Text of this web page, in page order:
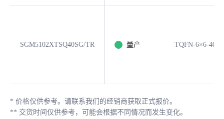
SGM5102XTSQ40SG/TR 量产 TQFN-6×6-
* 价格仅供参考。请联系我们的经销商获取正式报价。
** 交货时间仅供参考，可能会根据不同情况而发生变化。